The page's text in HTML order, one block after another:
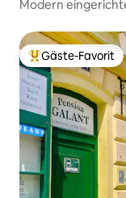
Modern
Beliebter Gäste-
Gäste-Favorit